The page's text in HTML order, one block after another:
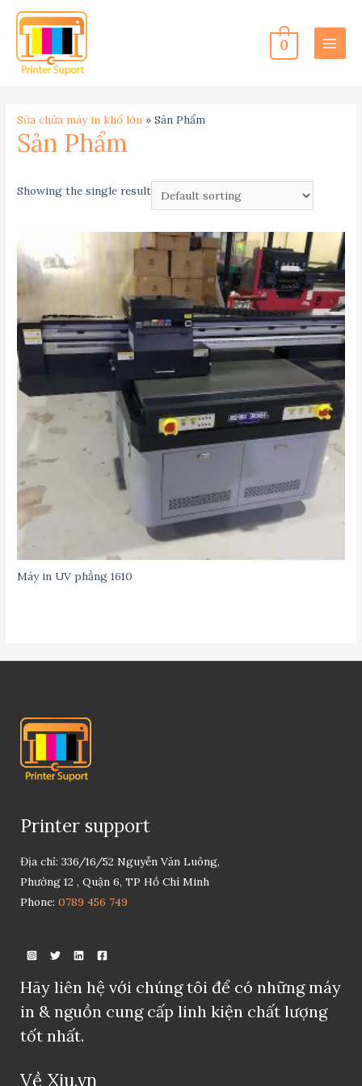
0
MAIN
Sữa chữa máy in khổ lớn »Sản Phẩm
Sản Phẩm
Showing the single result
Máy in UV phẳng 1610
Printer support
Địa chỉ: 336/16/52 Nguyễn Văn Luông,
Phường 12 , Quận 6, TP Hồ Chí Minh
Phone: 0789 456 749
Hãy liên hệ với chúng tôi để có những máy
in & nguồn cung cấp linh kiện chất lượng
tốt nhất.
Về Xiu.vn